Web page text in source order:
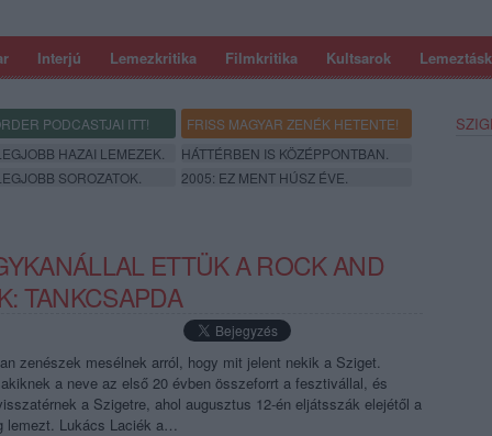
Interjú Lemezkritika Filmkritika Kultsarok
PODCASTJAI ITT!
FRISS MAGYAR ZENÉK HETENTE!
HAZAI LEMEZEK.
HÁTTÉRBEN IS KÖZÉPPONTBAN.
SOROZATOK. 2005: EZ MENT HÚSZ ÉVE.
ETTÜK A ROCK AND
TANKCSAPDA
zenészek mesélnek arról, hogy mit jelent nekik a Sziget.
a neve az első 20 évben összeforrt a fesztivállal, és
a Szigetre, ahol augusztus 12-én eljátsszák elejétől a
lemezt. Lukács Laciék a…